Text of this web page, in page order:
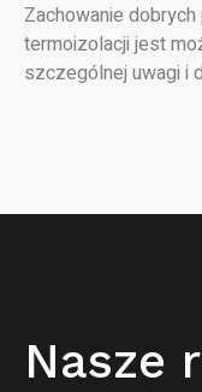
Zachowanie
termoizolacji jest
szczególnej uwagi i
Nasze